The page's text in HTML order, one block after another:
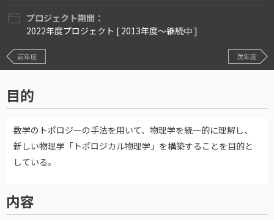
プロジェクト期間：
2022年度プロジェクト [ 2013年度〜継続中 ]
前年度 次年度
目的
数学のトポロジーの手法を用いて、物理学を統一的に理解し、
新しい物理学「トポロジカル物理学」を構築することを目的と
している。
内容